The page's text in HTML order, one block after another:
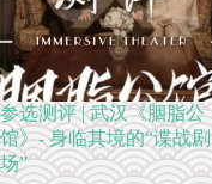
参选测评 | 武汉《胭脂公
馆》- 身临其境的“谍战剧
场”